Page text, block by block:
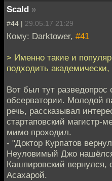
Scald »
#44 | 29.05.17 21:29
Кому: Darktower, #41
> Именно такие и
подходить академически,
Вот был тут разведопрос
обсерватории. Молодой
речь, рассказывал
стартаповский магистр-
мимо проходил.
- "Доктор Курпатов
Неуловимый Джо
Кашпировский вернулся,
Асахарой.